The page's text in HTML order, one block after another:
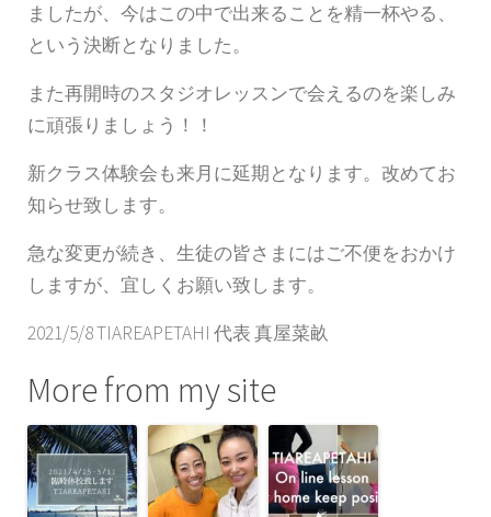
ましたが、今はこの中で出来ることを精一杯やる、
という決断となりました。
また再開時のスタジオレッスンで会えるのを楽しみ
に頑張りましょう！！
新クラス体験会も来月に延期となります。改めてお
知らせ致します。
急な変更が続き、生徒の皆さまにはご不便をおかけ
しますが、宜しくお願い致します。
2021/5/8 TIAREAPETAHI 代表 真屋菜畝
More from my site